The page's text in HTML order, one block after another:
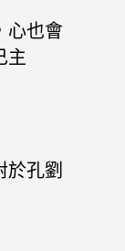
心也會
主
孔劉